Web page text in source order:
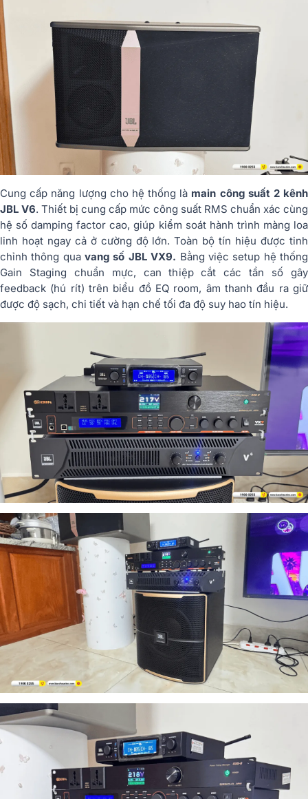
Cung cấp năng lượng cho hệ thống là main công suất 2 kênh
JBL V6. Thiết bị cung cấp mức công suất RMS chuẩn xác cùng
hệ số damping factor cao, giúp kiểm soát hành trình màng loa
linh hoạt ngay cả ở cường độ lớn. Toàn bộ tín hiệu được tinh
chỉnh thông quavang số JBL VX9. Bằng việc setup hệ thống
Gain Staging chuẩn mực, can thiệp cắt các tần số gây
feedback (hú rít) trên biểu đồ EQ room, âm thanh đầu ra giữ
được độ sạch, chi tiết và hạn chế tối đa độ suy hao tín hiệu.